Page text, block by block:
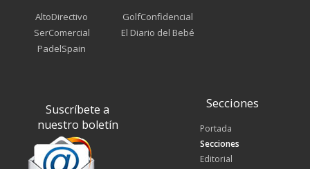
AltoDirectivo
SerComercial
PadelSpain
GolfConfidencial
El Diario del Bebé
Suscríbete a
nuestro boletín
Secciones
Portada
Secciones
Editorial